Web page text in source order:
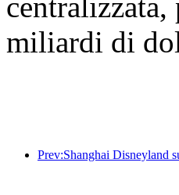
miliardi di